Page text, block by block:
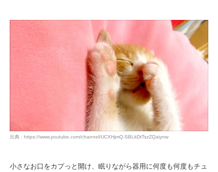
出典 : https://www.youtube.com/channel/UCXHjmQ-SBLkDtTszZQaiynw
小さなお口をカプっと開け、眠りながら器用に何度も何度もチュ